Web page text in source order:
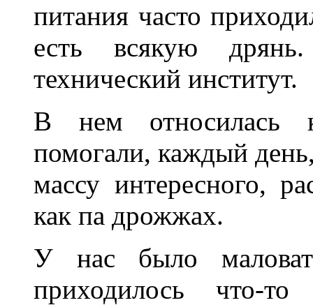
питания часто
есть всякую
технический институт.
В нем относилась
помогали, каждый
массу интересного,
как па дрожжах.
У нас было
приходилось что-